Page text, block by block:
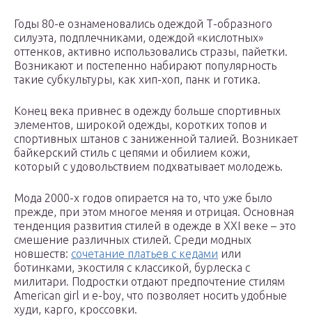
Годы 80-е ознаменовались одеждой Т-образного
силуэта, подплечниками, одеждой «кислотных»
оттенков, активно использовались стразы, пайетки.
Возникают и постепенно набирают популярность
такие субкультуры, как хип-хоп, панк и готика.
Конец века привнес в одежду больше спортивных
элементов, широкой одежды, коротких топов и
спортивных штанов с заниженной талией. Возникает
байкерский стиль с цепями и обилием кожи,
который с удовольствием подхватывает молодежь.
Мода 2000-х годов опирается на то, что уже было
прежде, при этом многое меняя и отрицая. Основная
тенденция развития стилей в одежде в XXI веке – это
смешение различных стилей. Среди модных
новшеств: сочетание платьев с кедами или
ботинками, экостиля с классикой, бурлеска с
милитари. Подростки отдают предпочтение стилям
American girl и e-boy, что позволяет носить удобные
худи, карго, кроссовки.